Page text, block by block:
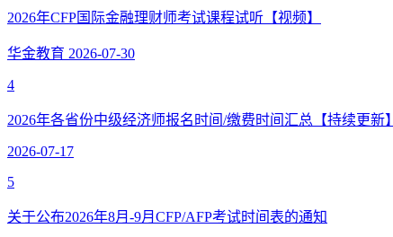
2026年CFP国际金融理财师考试课程试听【视频】
华金教育 2026-07-30
4
2026年各省份中级经济师报名时间/缴费时间汇总【持续更新】
2026-07-17
5
关于公布2026年8月-9月CFP/AFP考试时间表的通知